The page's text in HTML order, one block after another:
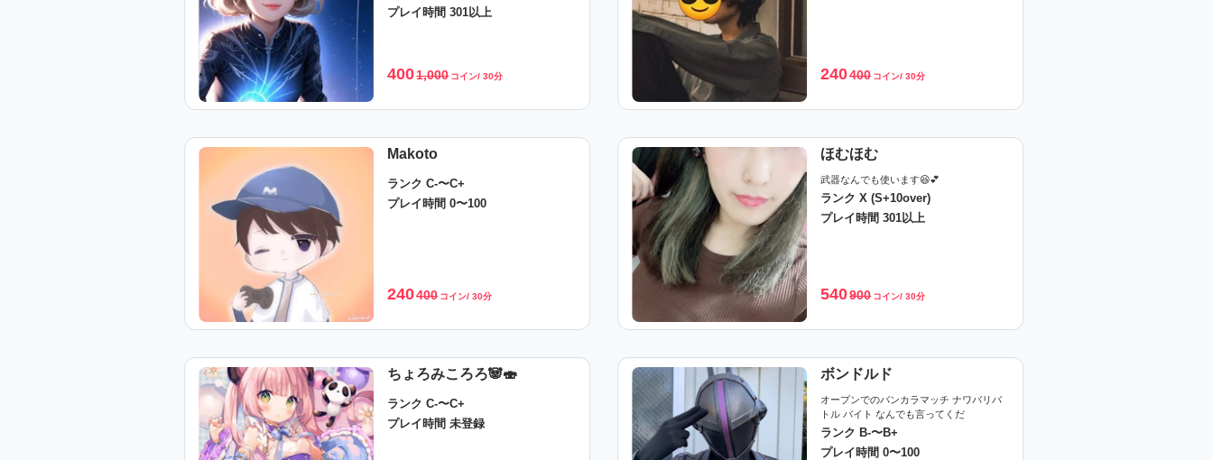
プレイ時間 301以上
4001,000 コイン/ 30分 240400 コイン/ 30分
Makoto
ランク C-〜C+
プレイ時間 0〜100
240400 コイン/ 30分
ほむほむ
武器なんでも使います😆💕
ランク X (S+10over)
プレイ時間 301以上
540900 コイン/ 30分
ちょろみころろ🐼🍣
ランク C-〜C+
プレイ時間 未登録
ボンドルド
オープンでのバンカラマッチ ナワバリバ
トル バイト なんでも言ってくだ
ランク B-〜B+
プレイ時間 0〜100